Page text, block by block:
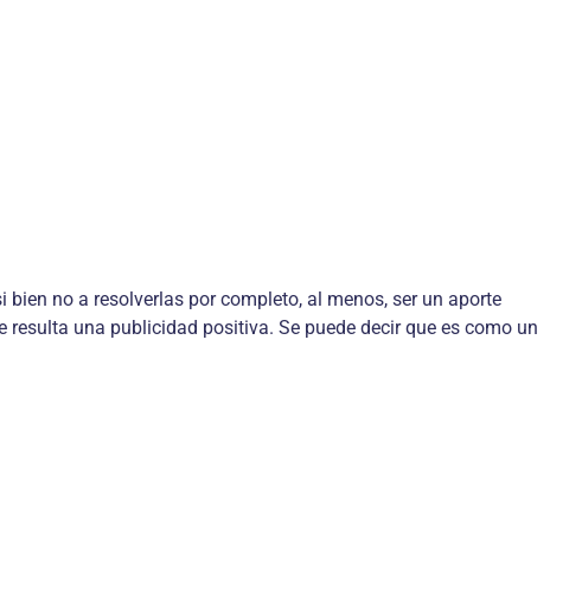
no a resolverlas por completo, al menos, ser un aporte
una publicidad positiva. Se puede decir que es como un